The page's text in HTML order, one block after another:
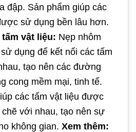
đập. Sản phẩm giúp các
sử dụng bền lâu hơn.
vật liệu: Nẹp nhôm
dụng để kết nối các tấm
tạo nên các đường
cong mềm mại, tinh tế.
các tấm vật liệu được
chẽ với nhau, tạo nên sự
không gian. Xem thêm: